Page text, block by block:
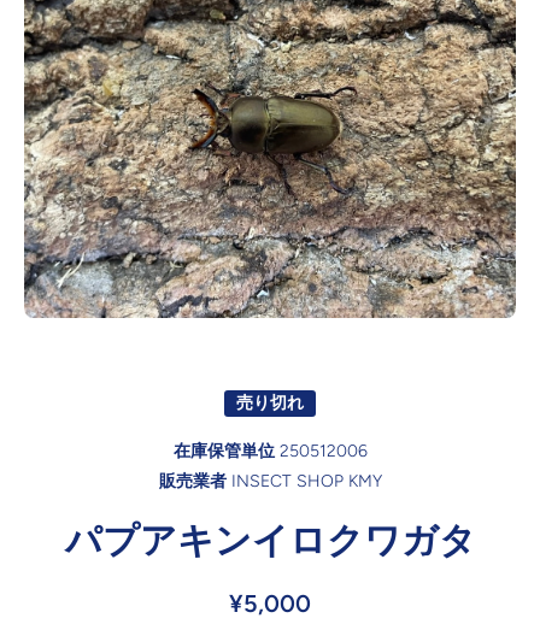
売り切れ
在庫保管単位 250512006
販売業者INSECT SHOP KMY
パプアキンイロクワガタ
¥5,000